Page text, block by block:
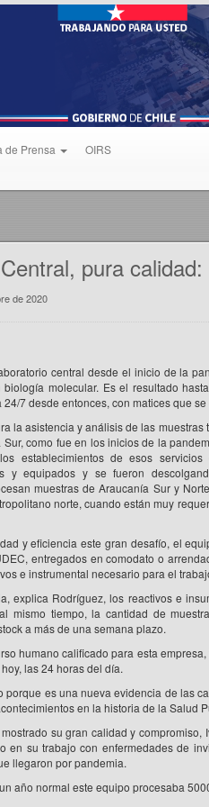
de Prensa OIRS
pura
de 2020
central desde el inicio de la
biología molecular. Es el resultado
7 desde entonces, con matices que
la asistencia y análisis de las
como fue en los inicios de la
establecimientos de esos
y equipados y se fueron
muestras de Araucanía Sur y
norte, cuando están muy
y eficiencia este gran desafío, el
entregados en comodato o
e instrumental necesario para el
explica Rodríguez, los reactivos e
mismo tiempo, la cantidad de
a más de una semana plazo.
humano calificado para esta
las 24 horas del día.
porque es una nueva evidencia de las
en la historia de la Salud
su gran calidad y
en su trabajo con enfermedades de
llegaron por pandemia.
año normal este equipo procesaba